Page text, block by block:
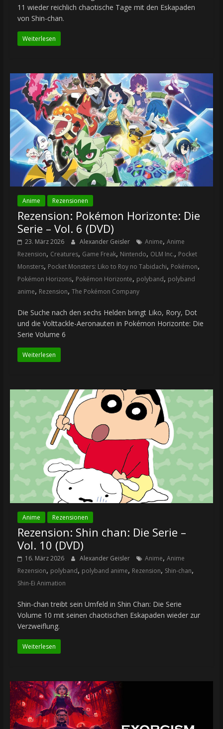
11 wieder reichlich chaotische Tage mit den Eskapaden
von Shin-chan.
Weiterlesen
Anime Rezensionen
Rezension: Pokémon Horizonte: Die
Serie – Vol. 6 (DVD)
23. März 2026 Alexander Geisler Anime, Anime
Rezension, Creatures, Game Freak, Nintendo, OLM Inc., Pocket
Monsters, Pocket Monsters: Liko to Roy no Tabidachi, Pokémon,
Pokémon Horizons, Pokémon Horizonte, polyband, polyband
anime, Rezension, The Pokémon Company
Die Suche nach den sechs Helden bringt Liko, Rory, Dot
und die Volttackle-Aeronauten in Pokémon Horizonte: Die
Serie Volume 6
Weiterlesen
Anime Rezensionen
Rezension: Shin chan: Die Serie –
Vol. 10 (DVD)
16. März 2026 Alexander Geisler Anime, Anime
Rezension, polyband, polyband anime, Rezension, Shin-chan,
Shin-Ei Animation
Shin-chan treibt sein Umfeld in Shin Chan: Die Serie
Volume 10 mit seinen chaotischen Eskapaden wieder zur
Verzweiflung.
Weiterlesen